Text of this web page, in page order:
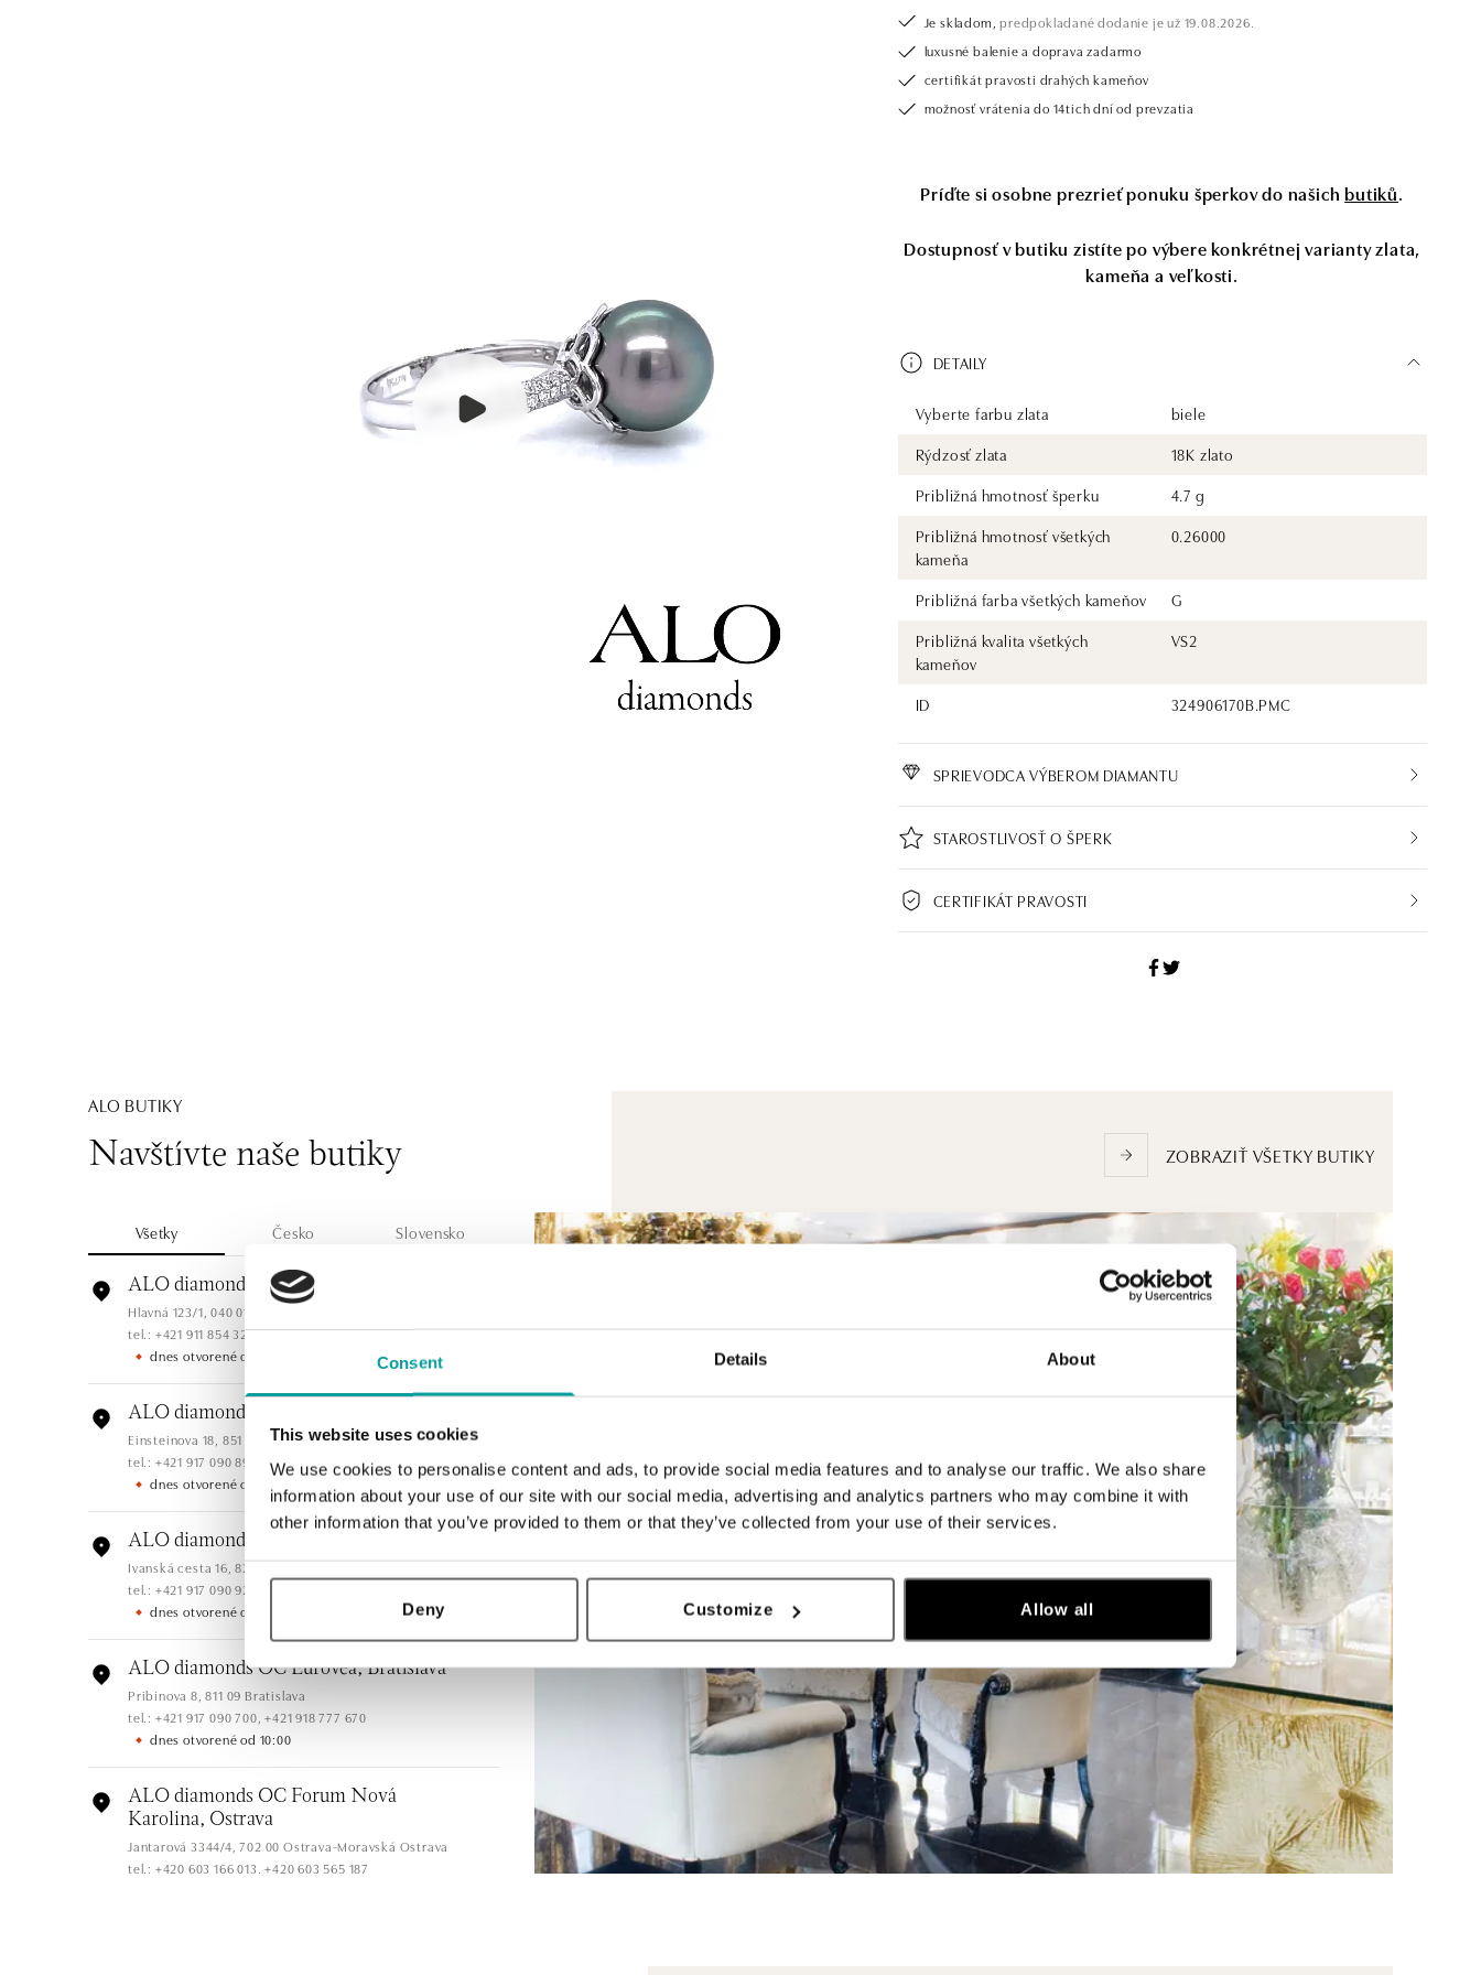
Consent Details About
This website uses cookies
We use cookies to personalise content and ads, to provide social media features and to analyse our traffic. We also share
information about your use of our site with our social media, advertising and analytics partners who may combine it with
other information that you’ve provided to them or that they’ve collected from your use of their services.
Deny Customize Allow all
Je skladom, predpokladané dodanie je už 19.08.2026.
luxusné balenie a doprava zadarmo
certifikát pravosti drahých kameňov
možnosť vrátenia do 14tich dní od prevzatia
Príďte si osobne prezrieť ponuku šperkov do našichbutiků.
Dostupnosť v butiku zistíte po výbere konkrétnej varianty zlata,
kameňa a veľkosti.
DETAILY
Vyberte farbu zlata
biele
Rýdzosť zlata
18K zlato
Približná hmotnosť šperku
4.7 g
Približná hmotnosť všetkých
kameňa
0.26000
Približná farba všetkých kameňov
G
Približná kvalita všetkých
kameňov
VS2
ID 324906170B.PMC
SPRIEVODCA VÝBEROM DIAMANTU
STAROSTLIVOSŤ O ŠPERK
CERTIFIKÁT PRAVOSTI
ALO BUTIKY
Navštívte naše butiky ZOBRAZIŤ VŠETKY BUTIKY
Všetky Česko Slovensko
ALO diamonds Hilton, Košice
Hlavná 123/1, 040 01 Košice
tel.: +421 911 854 322, +421 917 869 485
dnes otvorené od 09:00
ALO diamonds OC Aupark, Bratislava
Einsteinova 18, 851 01 Bratislava
tel.: +421 917 090 891
dnes otvorené od 10:00
ALO diamonds OC Avion, Bratislava
Ivanská cesta 16, 821 04 Bratislava
tel.: +421 917 090 924, +421 915 344 725
dnes otvorené od 10:00
ALO diamonds OC Eurovea, Bratislava
Pribinova 8, 811 09 Bratislava
tel.: +421 917 090 700, +421 918 777 670
dnes otvorené od 10:00
ALO diamonds OC Forum Nová
Karolina, Ostrava
Jantarová 3344/4, 702 00 Ostrava-Moravská Ostrava
tel.: +420 603 166 013, +420 603 565 187